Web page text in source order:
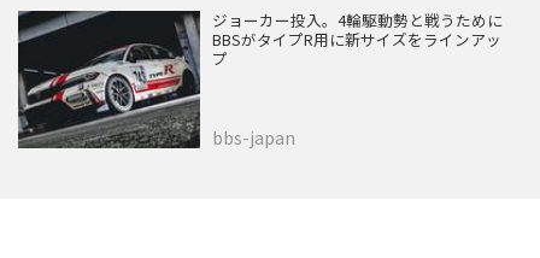
ジョーカー投入。4輪駆動勢と戦うために
BBSがタイプR用に新サイズをラインアッ
プ
bbs-japan